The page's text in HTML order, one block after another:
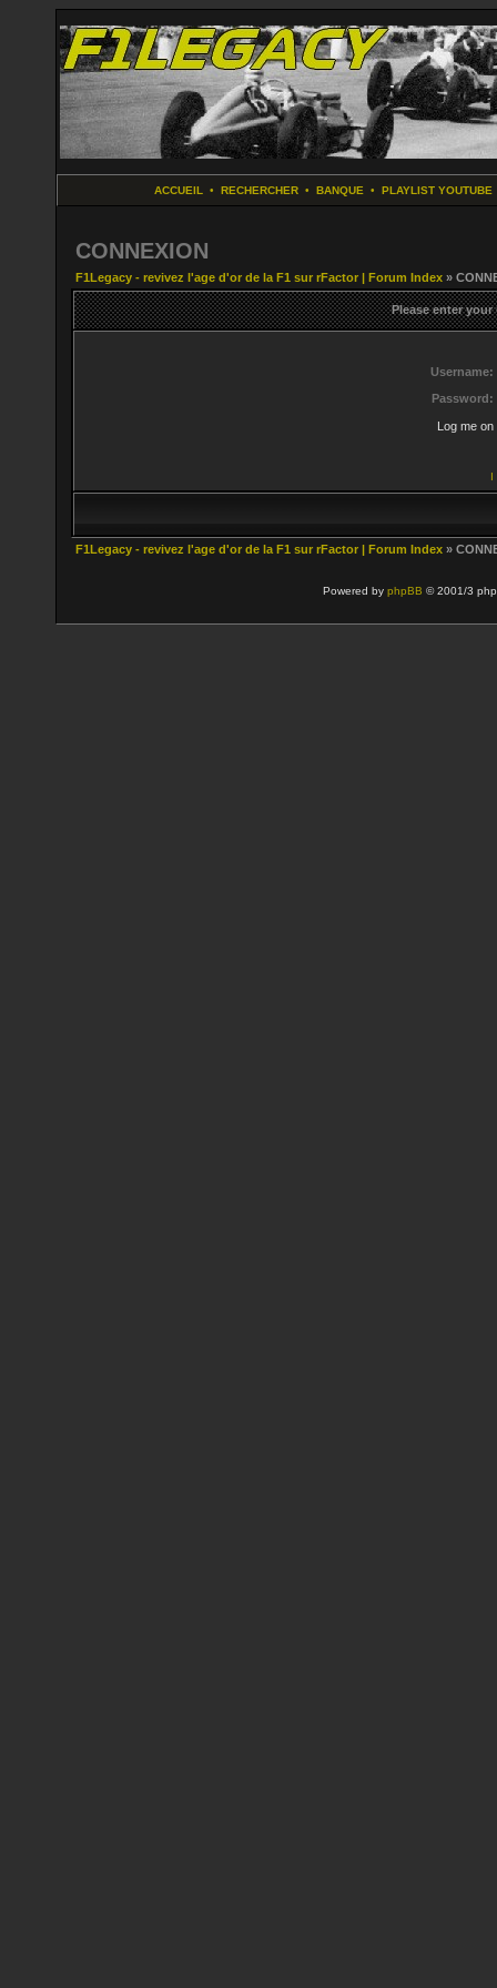
ACCUEIL • RECHERCHER• BANQUE • PLAYLIST YOUTUBE
CONNEXION
F1Legacy - revivez l'age d'or de la F1 sur rFactor | Forum Index »
Please enter
Username:
Password:
Log me
I
F1Legacy - revivez l'age d'or de la F1 sur rFactor | Forum Index »
Powered by phpBB © 2001/3